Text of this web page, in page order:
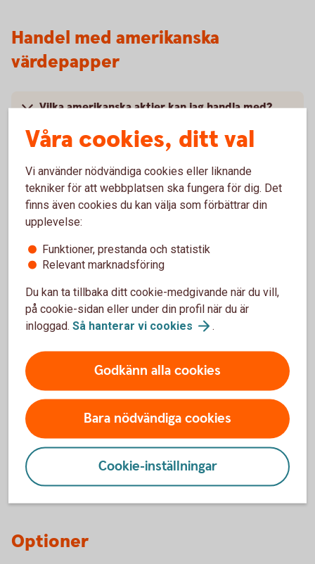
Handel med amerikanska
värdepapper
Vilka amerikanska aktier kan jag handla med?
Vilka kan handla?
Vilket courtage gäller för amerikanska aktier
online?
När kan man lägga order?
Är det realtidskurser även för amerikanska
aktier?
Måste man ha valutan amerikanska dollar (USD)
Hur öppnas valutakonton?
Avgift för valutaväxling?
Optioner
Våra cookies, ditt val
Vi använder nödvändiga cookies eller liknande
tekniker för att webbplatsen ska fungera för dig. Det
finns även cookies du kan välja som förbättrar din
upplevelse:
Funktioner, prestanda och statistik
Relevant marknadsföring
Du kan ta tillbaka ditt cookie-medgivande när du vill,
på cookie-sidan eller under din profil när du är
inloggad. Så hanterar vi cookies .
Godkänn alla cookies
Bara nödvändiga cookies
Cookie-inställningar